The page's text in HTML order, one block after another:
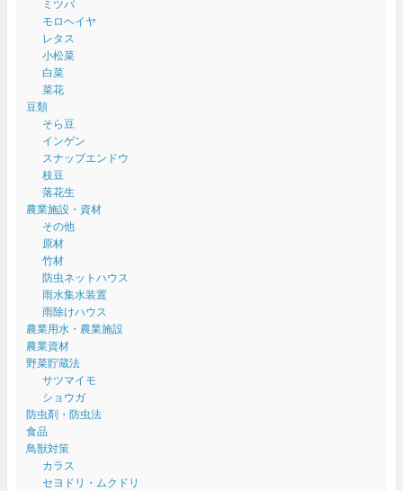
ミツバ
モロヘイヤ
レタス
小松菜
白菜
菜花
豆類
そら豆
インゲン
スナップエンドウ
枝豆
落花生
農業施設・資材
その他
原材
竹材
防虫ネットハウス
雨水集水装置
雨除けハウス
農業用水・農業施設
農業資材
野菜貯蔵法
サツマイモ
ショウガ
防虫剤・防虫法
食品
鳥獣対策
カラス
セヨドリ・ムクドリ